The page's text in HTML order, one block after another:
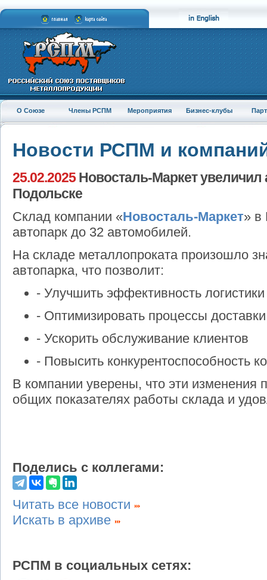
О Союзе Члены РСПМ Мероприятия Бизнес-клубы
Новости РСПМ и
25.02.2025Новосталь-Маркет увеличил
Подольске
Склад компании «Новосталь-Маркет» в
автопарк до 32 автомобилей.
На складе металлопроката произошло
автопарка, что позволит:
- Улучшить эффективность логистики
- Оптимизировать процессы
- Ускорить обслуживание клиентов
- Повысить конкурентоспособность
В компании уверены, что эти изменения
общих показателях работы склада и
Поделись с коллегами:
Читать все новости
Искать в архиве
РСПМ в социальных сетях: